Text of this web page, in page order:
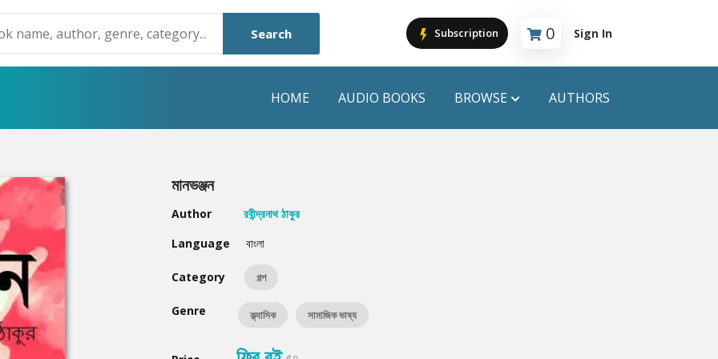
Search Subscription 0
Cart is empty
Sign In
HOME AUDIO BOOKS BROWSE
Humayun Ahmed
Mouri Morium
Hot & New
AUTHORS
মানভঞ্জন
Author
রবীন্দ্রনাথ ঠাকুর
Language
বাংলা
Category গল্প
Genre ক্ল্যাসিক সামাজিক ভাষ্য